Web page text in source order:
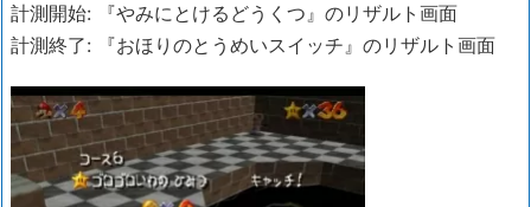
計測開始: 『やみにとけるどうくつ』のリザルト画面
計測終了: 『おほりのとうめいスイッチ』のリザルト画面